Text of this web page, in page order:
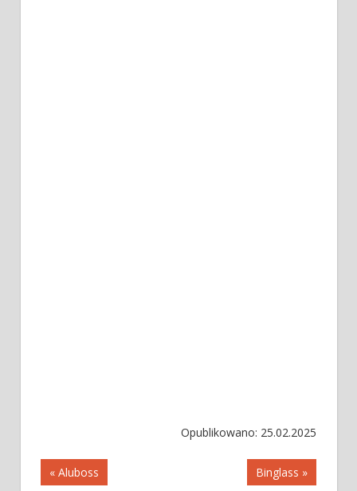
Opublikowano: 25.02.2025
Nawigacja
« Aluboss Binglass »